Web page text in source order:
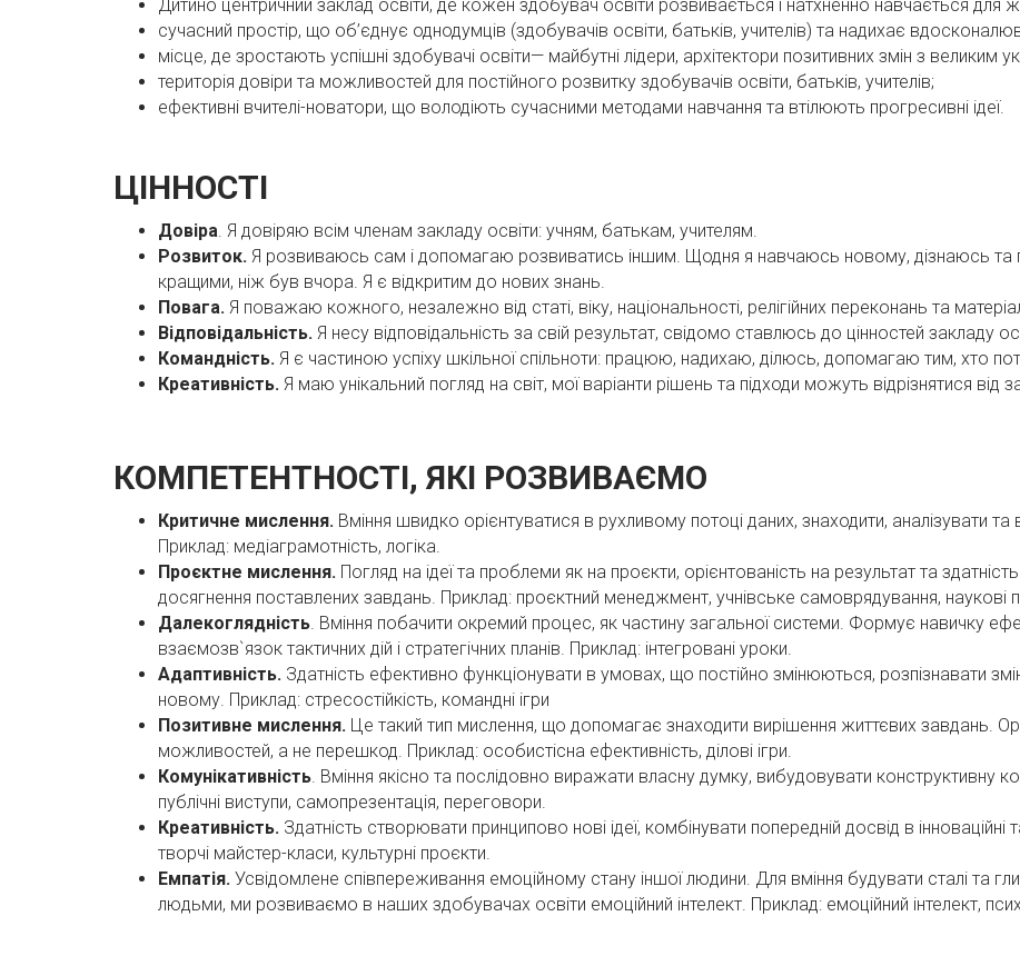
Дитино центричний заклад освіти, де кожен здобувач освіти розвивається і натхненно навчається для
сучасний простір, що об’єднує однодумців (здобувачів освіти, батьків, учителів) та надихає
місце, де зростають успішні здобувачі освіти— майбутні лідери, архітектори позитивних змін з великим
територія довіри та можливостей для постійного розвитку здобувачів освіти, батьків, учителів;
ефективні вчителі-новатори, що володіють сучасними методами навчання та втілюють прогресивні ідеї.
ЦІННОСТІ
Довіра. Я довіряю всім членам закладу освіти: учням, батькам, учителям.
Розвиток. Я розвиваюсь сам і допомагаю розвиватись іншим. Щодня я навчаюсь новому, дізнаюсь та
кращими, ніж був вчора. Я є відкритим до нових знань.
Повага. Я поважаю кожного, незалежно від статі, віку, національності, релігійних переконань та
Відповідальність. Я несу відповідальність за свій результат, свідомо ставлюсь до цінностей закладу
Командність. Я є частиною успіху шкільної спільноти: працюю, надихаю, ділюсь, допомагаю тим, хто
Креативність. Я маю унікальний погляд на світ, мої варіанти рішень та підходи можуть відрізнятися від
КОМПЕТЕНТНОСТІ, ЯКІ РОЗВИВАЄМО
Критичне мислення. Вміння швидко орієнтуватися в рухливому потоці даних, знаходити, аналізувати
Приклад: медіаграмотність, логіка.
Проєктне мислення. Погляд на ідеї та проблеми як на проєкти, орієнтованість на результат та
досягнення поставлених завдань. Приклад: проєктний менеджмент, учнівське самоврядування, наукові
Далекоглядність. Вміння побачити окремий процес, як частину загальної системи. Формує навичку
взаємозв`язок тактичних дій і стратегічних планів. Приклад: інтегровані уроки.
Адаптивність. Здатність ефективно функціонувати в умовах, що постійно змінюються, розпізнавати
новому. Приклад: стресостійкість, командні ігри
Позитивне мислення. Це такий тип мислення, що допомагає знаходити вирішення життєвих завдань.
можливостей, а не перешкод. Приклад: особистісна ефективність, ділові ігри.
Комунікативність. Вміння якісно та послідовно виражати власну думку, вибудовувати конструктивну
публічні виступи, самопрезентація, переговори.
Креативність. Здатність створювати принципово нові ідеї, комбінувати попередній досвід в
творчі майстер-класи, культурні проєкти.
Емпатія. Усвідомлене співпереживання емоційному стану іншої людини. Для вміння будувати сталі та
людьми, ми розвиваємо в наших здобувачах освіти емоційний інтелект. Приклад: емоційний інтелект,